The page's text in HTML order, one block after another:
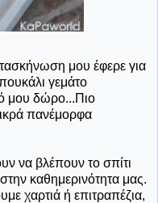
μου έφερε για
γεμάτο
μου δώρο...Πιο
πανέμορφα
να βλέπουν το σπίτι
καθημερινότητα μας.
χαρτιά ή επιτραπέζια,